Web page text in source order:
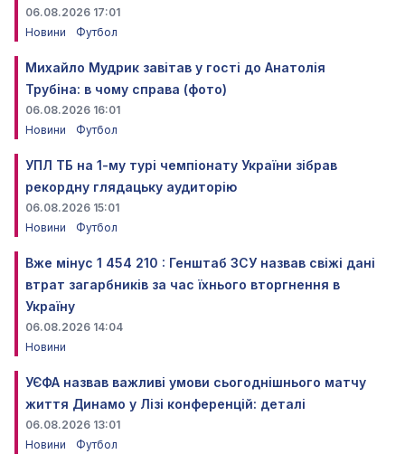
06.08.2026 17:01
Новини
Футбол
Михайло Мудрик завітав у гості до Анатолія
Трубіна: в чому справа (фото)
06.08.2026 16:01
Новини
Футбол
УПЛ ТБ на 1-му турі чемпіонату України зібрав
рекордну глядацьку аудиторію
06.08.2026 15:01
Новини
Футбол
Вже мінус 1 454 210 : Генштаб ЗСУ назвав свіжі дані
втрат загарбників за час їхнього вторгнення в
Україну
06.08.2026 14:04
Новини
УЄФА назвав важливі умови сьогоднішнього матчу
життя Динамо у Лізі конференцій: деталі
06.08.2026 13:01
Новини
Футбол